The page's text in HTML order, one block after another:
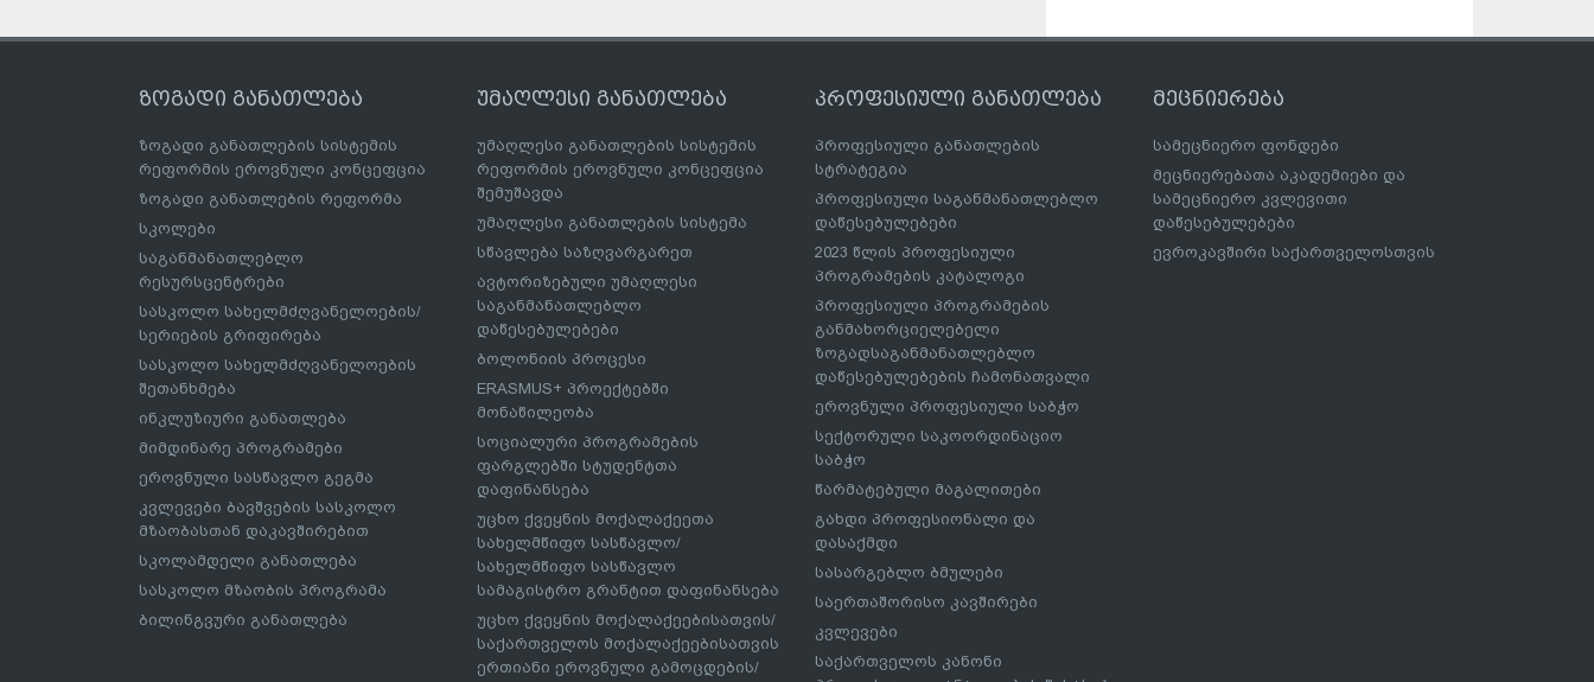
ზოგადი განათლება
ზოგადი განათლების სისტემის
რეფორმის ეროვნული კონცეფცია
ზოგადი განათლების რეფორმა
სკოლები
საგანმანათლებლო
რესურსცენტრები
სასკოლო სახელმძღვანელოების/
სერიების გრიფირება
სასკოლო სახელმძღვანელოების
შეთანხმება
ინკლუზიური განათლება
მიმდინარე პროგრამები
ეროვნული სასწავლო გეგმა
კვლევები ბავშვების სასკოლო
მზაობასთან დაკავშირებით
სკოლამდელი განათლება
სასკოლო მზაობის პროგრამა
ბილინგვური განათლება
უმაღლესი განათლება
უმაღლესი განათლების სისტემის
რეფორმის ეროვნული კონცეფცია
შემუშავდა
უმაღლესი განათლების სისტემა
სწავლება საზღვარგარეთ
ავტორიზებული უმაღლესი
საგანმანათლებლო
დაწესებულებები
ბოლონიის პროცესი
ERASMUS+ პროექტებში
მონაწილეობა
სოციალური პროგრამების
ფარგლებში სტუდენტთა
დაფინანსება
უცხო ქვეყნის მოქალაქეეთა
სახელმწიფო სასწავლო/
სახელმწიფო სასწავლო
სამაგისტრო გრანტით დაფინანსება
უცხო ქვეყნის მოქალაქეებისათვის/
საქართველოს მოქალაქეებისათვის
ერთიანი ეროვნული გამოცდების/
პროფესიული განათლება
პროფესიული განათლების
სტრატეგია
პროფესიული საგანმანათლებლო
დაწესებულებები
2023 წლის პროფესიული
პროგრამების კატალოგი
პროფესიული პროგრამების
განმახორციელებელი
ზოგადსაგანმანათლებლო
დაწესებულებების ჩამონათვალი
ეროვნული პროფესიული საბჭო
სექტორული საკოორდინაციო
საბჭო
წარმატებული მაგალითები
გახდი პროფესიონალი და
დასაქმდი
სასარგებლო ბმულები
საერთაშორისო კავშირები
კვლევები
საქართველოს კანონი
მეცნიერება
სამეცნიერო ფონდები
მეცნიერებათა აკადემიები და
სამეცნიერო კვლევითი
დაწესებულებები
ევროკავშირი საქართველოსთვის